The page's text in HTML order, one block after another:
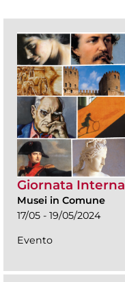
Giornata
Musei in Comune
17/05 - 19/05/2024
Evento